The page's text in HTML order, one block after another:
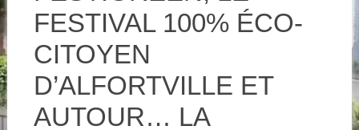
FESTIVAL 100% ÉCO-
CITOYEN
D’ALFORTVILLE ET
AUTOUR… LA